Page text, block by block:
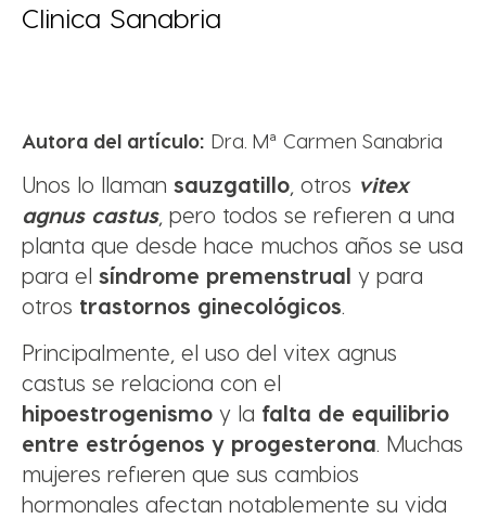
Clinica Sanabria
Autora del artículo: Dra. Mª Carmen Sanabria
Unos lo llaman sauzgatillo , otros vitex
agnus castus, pero todos se refieren a una
planta que desde hace muchos años se usa
para el síndrome premenstrual y para
otros trastornos ginecológicos.
Principalmente, el uso del vitex agnus
castus se relaciona con el
hipoestrogenismo y la falta de equilibrio
entre estrógenos y progesterona . Muchas
mujeres refieren que sus cambios
hormonales afectan notablemente su vida